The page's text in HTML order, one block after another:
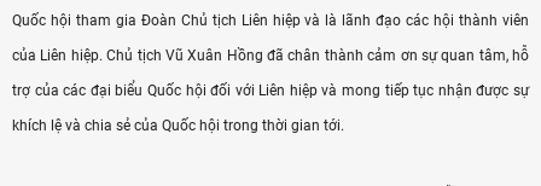
Quốc hội tham gia Đoàn Chủ tịch Liên hiệp và là lãnh đạo các hội thành viên
của Liên hiệp. Chủ tịch Vũ Xuân Hồng đã chân thành cảm ơn sự quan tâm, hỗ
trợ của các đại biểu Quốc hội đối với Liên hiệp và mong tiếp tục nhận được sự
khích lệ và chia sẻ của Quốc hội trong thời gian tới.